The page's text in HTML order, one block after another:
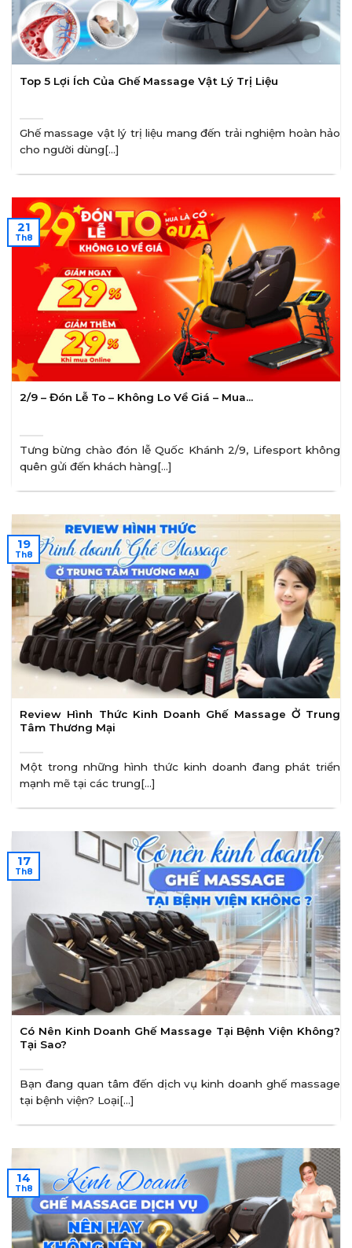
Top 5 Lợi Ích Của Ghế Massage Vật Lý Trị Liệu
Ghế massage vật lý trị liệu mang đến trải nghiệm hoàn hảo
cho người dùng[...]
2/9 – Đón Lễ To – Không Lo Về Giá – Mua…
Tưng bừng chào đón lễ Quốc Khánh 2/9, Lifesport không
quên gửi đến khách hàng[...]
21
Th8
Review Hình Thức Kinh Doanh Ghế Massage Ở Trung
Tâm Thương Mại
Một trong những hình thức kinh doanh đang phát triển
mạnh mẽ tại các trung[...]
19
Th8
Có Nên Kinh Doanh Ghế Massage Tại Bệnh Viện Không?
Tại Sao?
Bạn đang quan tâm đến dịch vụ kinh doanh ghế massage
tại bệnh viện? Loại[...]
17
Th8
14
Th8